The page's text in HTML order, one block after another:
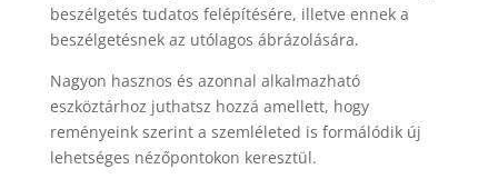
beszélgetés tudatos felépítésére, illetve ennek a
beszélgetésnek az utólagos ábrázolására.
Nagyon hasznos és azonnal alkalmazható
eszköztárhoz juthatsz hozzá amellett, hogy
reményeink szerint a szemléleted is formálódik új
lehetséges nézőpontokon keresztül.